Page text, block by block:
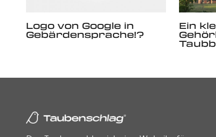
Logo von Google in
Gebärdensprache!?
Ein